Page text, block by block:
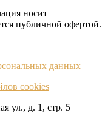
носит
публичной офертой.
данных
cookies
ул., д. 1, cтр. 5